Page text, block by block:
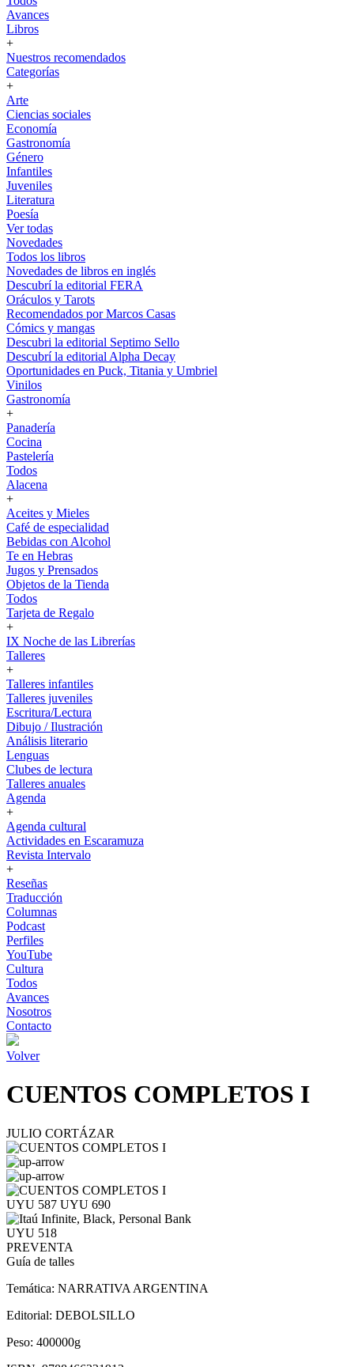
Avances
Libros
+
Nuestros recomendados
Categorías
+
Arte
Ciencias sociales
Economía
Gastronomía
Género
Infantiles
Juveniles
Literatura
Poesía
Ver todas
Novedades
Todos los libros
Novedades de libros en inglés
Descubrí la editorial FERA
Oráculos y Tarots
Recomendados por Marcos Casas
Cómics y mangas
Descubri la editorial Septimo Sello
Descubrí la editorial Alpha Decay
Oportunidades en Puck, Titania y Umbriel
Vinilos
Gastronomía
+
Panadería
Cocina
Pastelería
Todos
Alacena
+
Aceites y Mieles
Café de especialidad
Bebidas con Alcohol
Te en Hebras
Jugos y Prensados
Objetos de la Tienda
Todos
Tarjeta de Regalo
+
IX Noche de las Librerías
Talleres
+
Talleres infantiles
Talleres juveniles
Escritura/Lectura
Dibujo / Ilustración
Análisis literario
Lenguas
Clubes de lectura
Talleres anuales
Agenda
+
Agenda cultural
Actividades en Escaramuza
Revista Intervalo
+
Reseñas
Traducción
Columnas
Podcast
Perfiles
YouTube
Cultura
Todos
Avances
Nosotros
Contacto
Volver
CUENTOS COMPLETOS I
JULIO CORTÁZAR
UYU 587 UYU 690
UYU 518
PREVENTA
Guía de talles
Temática: NARRATIVA ARGENTINA
Editorial: DEBOLSILLO
Peso: 400000g